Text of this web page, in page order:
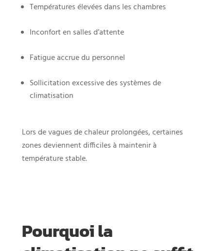
Températures élevées dans les chambres
Inconfort en salles d’attente
Fatigue accrue du personnel
Sollicitation excessive des systèmes de
climatisation
Lors de vagues de chaleur prolongées, certaines
zones deviennent difficiles à maintenir à
température stable.
Pourquoi la